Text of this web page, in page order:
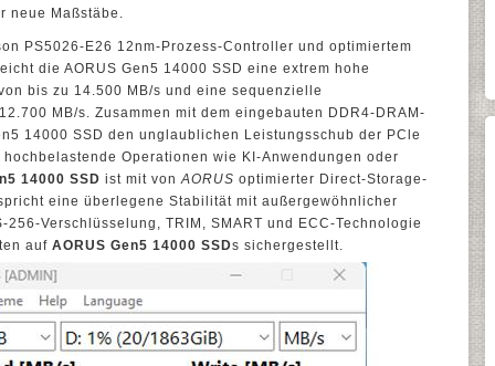
neue Maßstäbe.
PS5026-E26 12nm-Prozess-Controller und optimiertem
die AORUS Gen5 14000 SSD eine extrem hohe
bis zu 14.500 MB/s und eine sequenzielle
MB/s. Zusammen mit dem eingebauten DDR4-DRAM-
14000 SSD den unglaublichen Leistungsschub der PCle
Operationen wie KI-Anwendungen oder
14000 SSD ist mit vonAORUS optimierter Direct-Storage-
eine überlegene Stabilität mit außergewöhnlicher
Verschlüsselung, TRIM, SMART und ECC-Technologie
auf AORUS Gen5 14000 SSDs sichergestellt.